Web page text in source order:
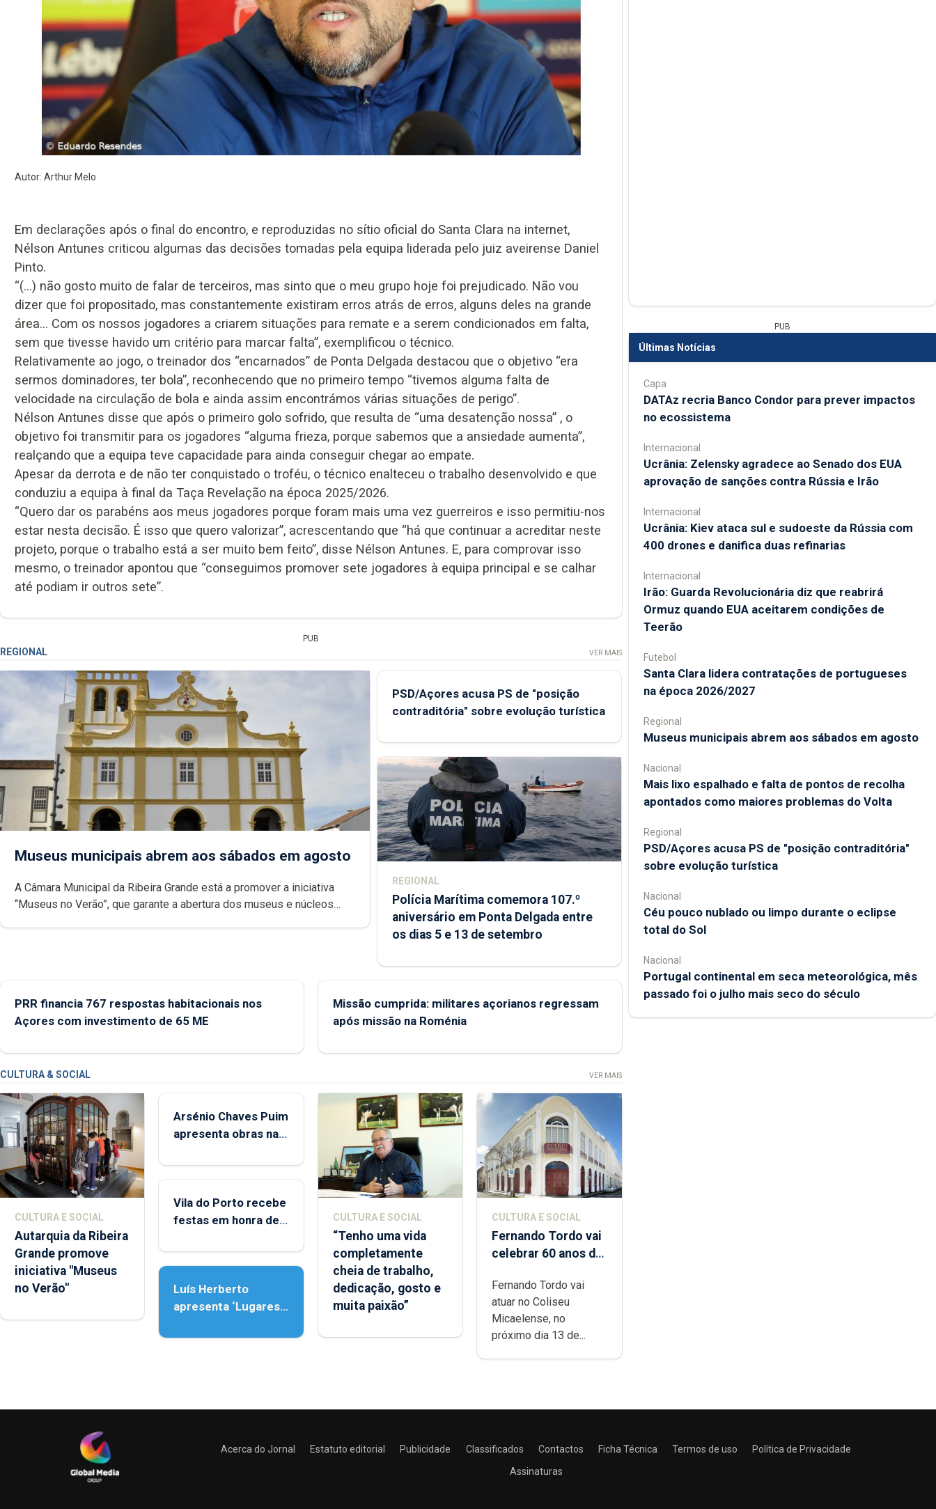
Autor: Arthur Melo
Em declarações após o final do encontro, e reproduzidas no sítio oficial do Santa Clara na internet,
Nélson Antunes criticou algumas das decisões tomadas pela equipa liderada pelo juiz aveirense Daniel
Pinto.
“(...) não gosto muito de falar de terceiros, mas sinto que o meu grupo hoje foi prejudicado. Não vou
dizer que foi propositado, mas constantemente existiram erros atrás de erros, alguns deles na grande
área… Com os nossos jogadores a criarem situações para remate e a serem condicionados em falta,
sem que tivesse havido um critério para marcar falta”, exemplificou o técnico.
Relativamente ao jogo, o treinador dos “encarnados” de Ponta Delgada destacou que o objetivo “era
sermos dominadores, ter bola”, reconhecendo que no primeiro tempo “tivemos alguma falta de
velocidade na circulação de bola e ainda assim encontrámos várias situações de perigo”.
Nélson Antunes disse que após o primeiro golo sofrido, que resulta de “uma desatenção nossa” , o
objetivo foi transmitir para os jogadores “alguma frieza, porque sabemos que a ansiedade aumenta”,
realçando que a equipa teve capacidade para ainda conseguir chegar ao empate.
Apesar da derrota e de não ter conquistado o troféu, o técnico enalteceu o trabalho desenvolvido e que
conduziu a equipa à final da Taça Revelação na época 2025/2026.
“Quero dar os parabéns aos meus jogadores porque foram mais uma vez guerreiros e isso permitiu-nos
estar nesta decisão. É isso que quero valorizar”, acrescentando que “há que continuar a acreditar neste
projeto, porque o trabalho está a ser muito bem feito”, disse Nélson Antunes. E, para comprovar isso
mesmo, o treinador apontou que “conseguimos promover sete jogadores à equipa principal e se calhar
até podiam ir outros sete”.
PUB
REGIONAL VER MAIS
Museus municipais abrem aos sábados em agosto
A Câmara Municipal da Ribeira Grande está a promover a iniciativa
“Museus no Verão”, que garante a abertura dos museus e núcleos
PSD/Açores acusa PS de "posição
contraditória" sobre evolução turística
REGIONAL
Polícia Marítima comemora 107.º
aniversário em Ponta Delgada entre
os dias 5 e 13 de setembro
PRR financia 767 respostas habitacionais nos
Açores com investimento de 65 ME
Missão cumprida: militares açorianos regressam
após missão na Roménia
CULTURA & SOCIAL VER MAIS
CULTURA E SOCIAL
Autarquia da Ribeira
Grande promove
iniciativa "Museus
no Verão"
Arsénio Chaves Puim
apresenta obras na
Porto
Vila do Porto recebe
festas em honra de
Assunção
Luís Herberto
apresenta ‘Lugares
CULTURA E SOCIAL
“Tenho uma vida
completamente
cheia de trabalho,
dedicação, gosto e
muita paixão”
CULTURA E SOCIAL
Fernando Tordo vai
celebrar 60 anos de
Micaelense
Fernando Tordo vai
atuar no Coliseu
Micaelense, no
próximo dia 13 de...
PUB
Últimas Notícias
Capa
DATAz recria Banco Condor para prever impactos
no ecossistema
Internacional
Ucrânia: Zelensky agradece ao Senado dos EUA
aprovação de sanções contra Rússia e Irão
Internacional
Ucrânia: Kiev ataca sul e sudoeste da Rússia com
400 drones e danifica duas refinarias
Internacional
Irão: Guarda Revolucionária diz que reabrirá
Ormuz quando EUA aceitarem condições de
Teerão
Futebol
Santa Clara lidera contratações de portugueses
na época 2026/2027
Regional
Museus municipais abrem aos sábados em agosto
Nacional
Mais lixo espalhado e falta de pontos de recolha
apontados como maiores problemas do Volta
Regional
PSD/Açores acusa PS de "posição contraditória"
sobre evolução turística
Nacional
Céu pouco nublado ou limpo durante o eclipse
total do Sol
Nacional
Portugal continental em seca meteorológica, mês
passado foi o julho mais seco do século
Acerca do Jornal Estatuto editorial Publicidade Classificados Contactos Ficha Técnica Termos de uso
Política de Privacidade
Assinaturas